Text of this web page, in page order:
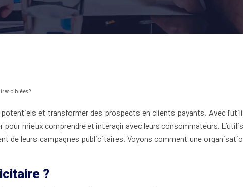
ciblées ?
et transformer des prospects en clients payants. Avec
mieux comprendre et interagir avec leurs consommateurs.
de leurs campagnes publicitaires. Voyons comment une
?